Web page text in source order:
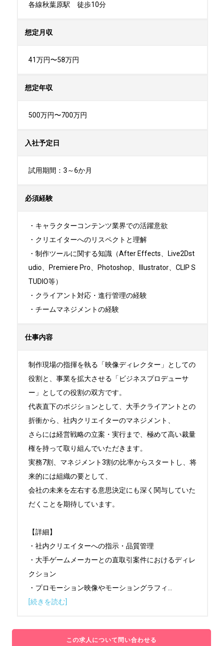
各線秋葉原駅　徒歩10分
想定月収
41万円〜58万円
想定年収
500万円〜700万円
入社予定日
試用期間：3～6か月
必須経験
・キャラクターコンテンツ業界での活躍意欲
・クリエイターへのリスペクトと理解
・制作ツールに関する知識（After Effects、Live2Dst
udio、Premiere Pro、Photoshop、Illustrator、CLIP S
TUDIO等）
・クライアント対応・進行管理の経験
・チームマネジメントの経験
仕事内容
制作現場の指揮を執る「映像ディレクター」としての
役割と、事業を拡大させる「ビジネスプロデューサ
ー」としての役割の双方です。
代表直下のポジションとして、大手クライアントとの
折衝から、社内クリエイターのマネジメント、
さらには経営戦略の立案・実行まで、極めて高い裁量
権を持って取り組んでいただきます。
実務7割、マネジメント3割の比率からスタートし、将
来的には組織の要として、
会社の未来を左右する意思決定にも深く関与していた
だくことを期待しています。
【詳細】
・社内クリエイターへの指示・品質管理
・大手ゲームメーカーとの直取引案件におけるディレ
クション
・プロモーション映像やモーショングラフィ
[続きを読む]
この求人について問い合わせる